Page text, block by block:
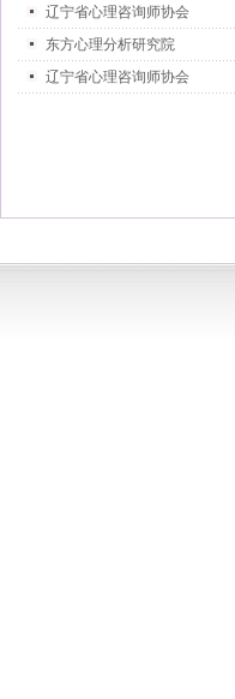
辽宁省心理咨询师协会
东方心理分析研究院
辽宁省心理咨询师协会